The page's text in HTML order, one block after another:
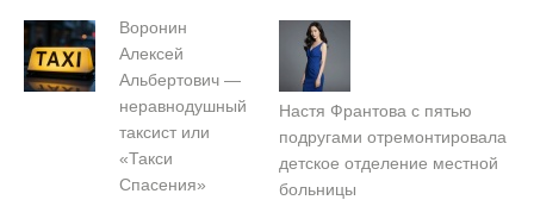
Воронин
Алексей
Альбертович —
неравнодушный
таксист или
«Такси
Спасения»
Настя Франтова с пятью
подругами отремонтировала
детское отделение местной
больницы